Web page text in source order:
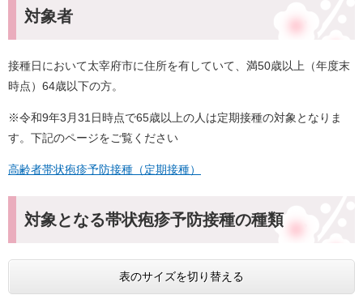
対象者
接種日において太宰府市に住所を有していて、満50歳以上（年度末
時点）64歳以下の方。
※令和9年3月31日時点で65歳以上の人は定期接種の対象となりま
す。下記のページをご覧ください
高齢者帯状疱疹予防接種（定期接種）
対象となる帯状疱疹予防接種の種類
表のサイズを切り替える